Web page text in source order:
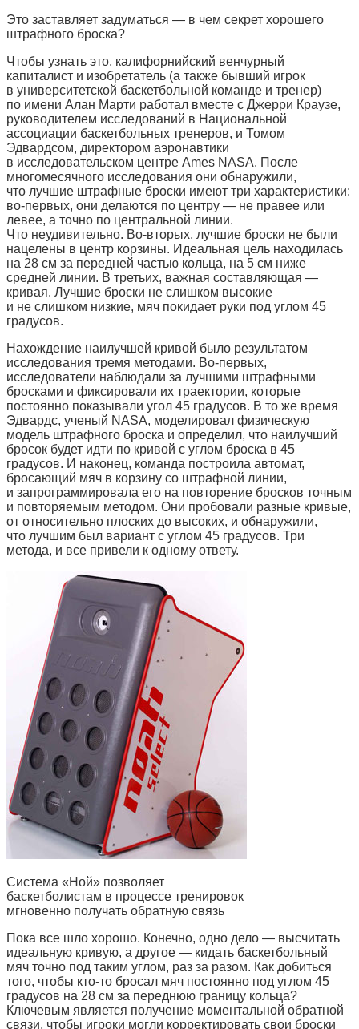
Это заставляет задуматься — в чем секрет хорошего
штрафного броска?
Чтобы узнать это, калифорнийский венчурный
капиталист и изобретатель (а также бывший игрок
в университетской баскетбольной команде и тренер)
по имени Алан Марти работал вместе с Джерри Краузе,
руководителем исследований в Национальной
ассоциации баскетбольных тренеров, и Томом
Эдвардсом, директором аэронавтики
в исследовательском центре Ames NASA. После
многомесячного исследования они обнаружили,
что лучшие штрафные броски имеют три характеристики:
во-первых, они делаются по центру — не правее или
левее, а точно по центральной линии.
Что неудивительно. Во-вторых, лучшие броски не были
нацелены в центр корзины. Идеальная цель находилась
на 28 см за передней частью кольца, на 5 см ниже
средней линии. В третьих, важная составляющая —
кривая. Лучшие броски не слишком высокие
и не слишком низкие, мяч покидает руки под углом 45
градусов.
Нахождение наилучшей кривой было результатом
исследования тремя методами. Во-первых,
исследователи наблюдали за лучшими штрафными
бросками и фиксировали их траектории, которые
постоянно показывали угол 45 градусов. В то же время
Эдвардс, ученый NASA, моделировал физическую
модель штрафного броска и определил, что наилучший
бросок будет идти по кривой с углом броска в 45
градусов. И наконец, команда построила автомат,
бросающий мяч в корзину со штрафной линии,
и запрограммировала его на повторение бросков точным
и повторяемым методом. Они пробовали разные кривые,
от относительно плоских до высоких, и обнаружили,
что лучшим был вариант с углом 45 градусов. Три
метода, и все привели к одному ответу.
Система «Ной» позволяет
баскетболистам в процессе тренировок
мгновенно получать обратную связь
Пока все шло хорошо. Конечно, одно дело — высчитать
идеальную кривую, а другое — кидать баскетбольный
мяч точно под таким углом, раз за разом. Как добиться
того, чтобы кто-то бросал мяч постоянно под углом 45
градусов на 28 см за переднюю границу кольца?
Ключевым является получение моментальной обратной
связи, чтобы игроки могли корректировать свои броски